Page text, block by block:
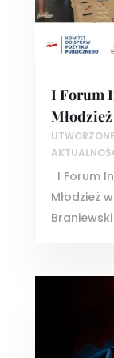
I Forum
I Forum
Młodzież